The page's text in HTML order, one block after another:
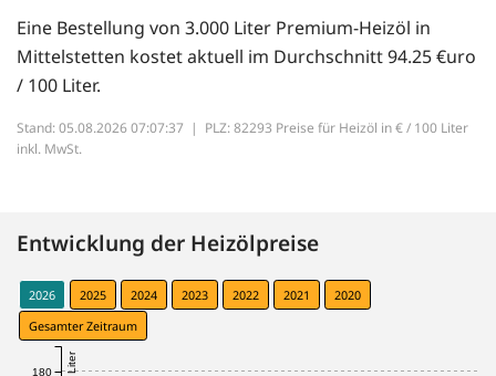
Eine Bestellung von 3.000 Liter Premium-Heizöl in
Mittelstetten kostet aktuell im Durchschnitt 94.25 €uro
/ 100 Liter.
Stand: 05.08.2026 07:07:37 | PLZ: 82293 Preise für Heizöl in € / 100 Liter
inkl. MwSt.
Entwicklung der Heizölpreise
2026 2025 2024 2023 2022 2021
2020
Gesamter Zeitraum
180